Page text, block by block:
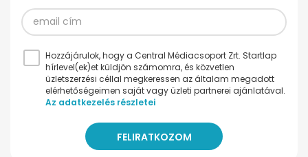
Hozzájárulok, hogy a Central Médiacsoport Zrt. Startlap
hírlevel(ek)et küldjön számomra, és közvetlen
üzletszerzési céllal megkeressen az általam megadott
elérhetőségeimen saját vagy üzleti partnerei ajánlatával.
Az adatkezelés részletei